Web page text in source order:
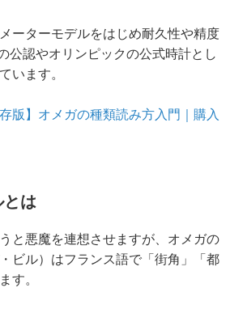
ーターモデルをはじめ耐久性や精度
公認やオリンピックの公式時計とし
います。
存版】オメガの種類読み方入門｜購入
とは
と悪魔を連想させますが、オメガの
ビル）はフランス語で「街角」「都
す。